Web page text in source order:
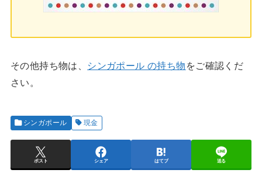
その他持ち物は、 シンガポール の持ち物 をご確認くだ
さい。
シンガポール 現金
ポスト シェア はてブ 送る